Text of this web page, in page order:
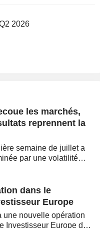
2026
les marchés,
reprennent la
semaine de juillet a
par une volatilité
Les
sur la soutenabilité
dans le
Europe
une nouvelle opération
Investisseur Europe de